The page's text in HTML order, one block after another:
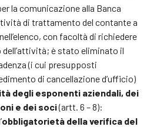
la comunicazione alla Banca
di trattamento del contante a
con facoltà di richiedere
dell’attività; è stato eliminato il
(i cui presupposti
di cancellazione d’ufficio)
degli esponenti aziendali, dei
e dei soci(artt. 6 – 8):
obbligatorietà della verifica del